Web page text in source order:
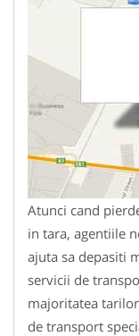
Atunci cand
in tara, agentiile
ajuta sa depasiti
servicii de
majoritatea
de transport